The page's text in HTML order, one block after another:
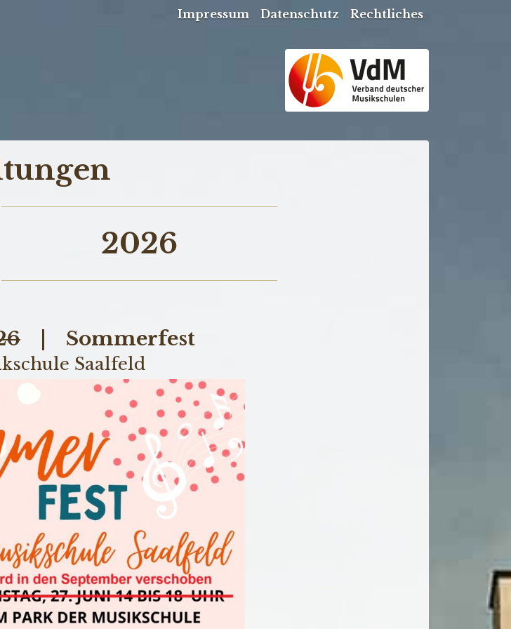
Impressum Datenschutz Rechtliches
2026
| Sommerfest
Saalfeld